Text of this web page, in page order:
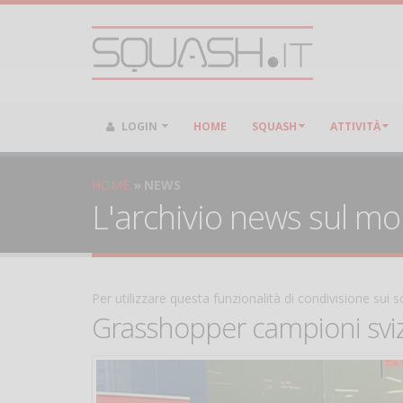
LOGIN HOME SQUASH ATTIVITÀ
HOME NEWS
L'archivio news sul
Per utilizzare questa funzionalità di condivisione sui
Grasshopper campioni